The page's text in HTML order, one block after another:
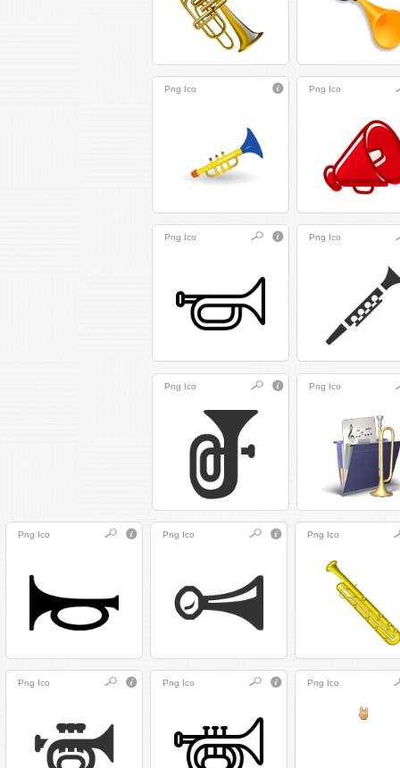
Png Ico Png Ico
Png Ico Png Ico
Png Ico Png Ico
Png Ico Png Ico Png Ico
Png Ico Png Ico Png Ico